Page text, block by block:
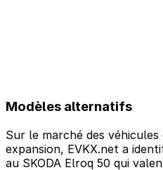
Modèles alternatifs
Sur le marché des
expansion, EVKX.net a
au SKODA Elroq 50 qui